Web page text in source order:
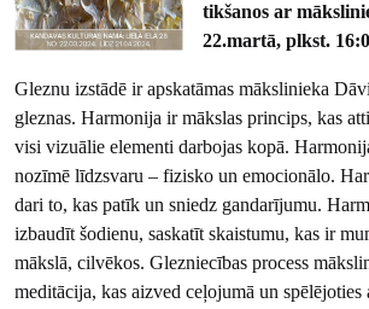
tikšanos ar
22.martā, plkst.
Gleznu izstādē ir apskatāmas mākslinieka
gleznas. Harmonija ir mākslas princips, kas
visi vizuālie elementi darbojas kopā.
nozīmē līdzsvaru – fizisko un emocionālo.
dari to, kas patīk un sniedz gandarījumu.
izbaudīt šodienu, saskatīt skaistumu, kas ir
mākslā, cilvēkos. Glezniecības process
meditācija, kas aizved ceļojumā un spēlējoties